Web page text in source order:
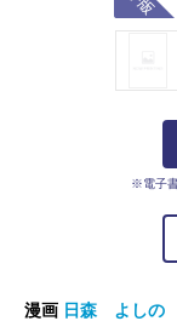
※電子
漫画 日森 よしの